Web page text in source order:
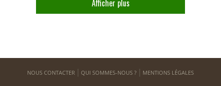
Afficher plus
NOUS CONTACTER QUI SOMMES-NOUS ? MENTIONS LÉGALES